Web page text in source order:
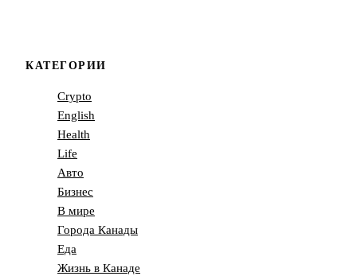
КАТЕГОРИИ
Crypto
English
Health
Life
Авто
Бизнес
В мире
Города Канады
Еда
Жизнь в Канаде